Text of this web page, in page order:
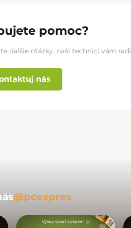
pomoc?
ďalšie otázky, naši technici vám
nás
@pcexpres